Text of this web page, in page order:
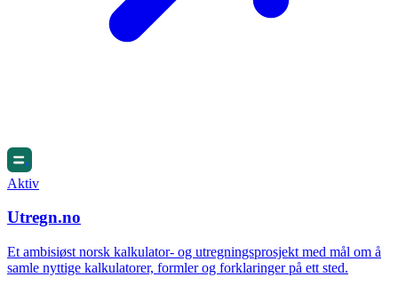
Aktiv
Utregn.no
Et ambisiøst norsk kalkulator- og utregningsprosjekt med mål om å
samle nyttige kalkulatorer, formler og forklaringer på ett sted.